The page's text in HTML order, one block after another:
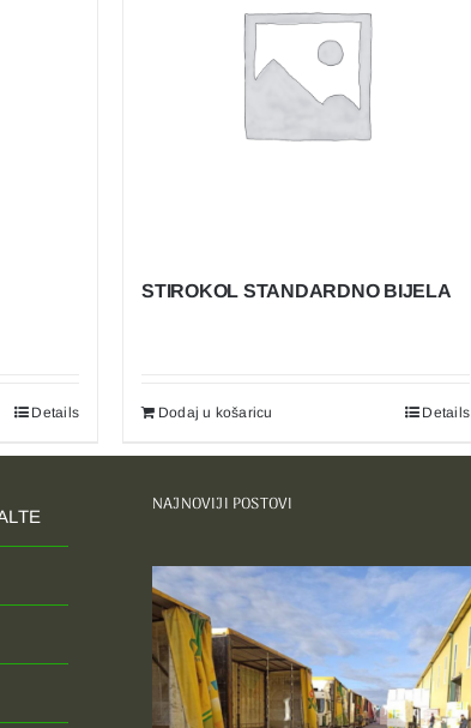
Details
STIROKOL STANDARDNO BIJELA
Dodaj u košaricu Details
NAJNOVIJI POSTOVI